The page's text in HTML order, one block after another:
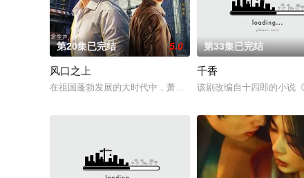
第20集已完结 5.0
风口之上
在祖国蓬勃发展的大时代中，萧一凡（李磊 饰）从初出茅庐的
第33集已完结
千香
该剧改编自十四郎的小说